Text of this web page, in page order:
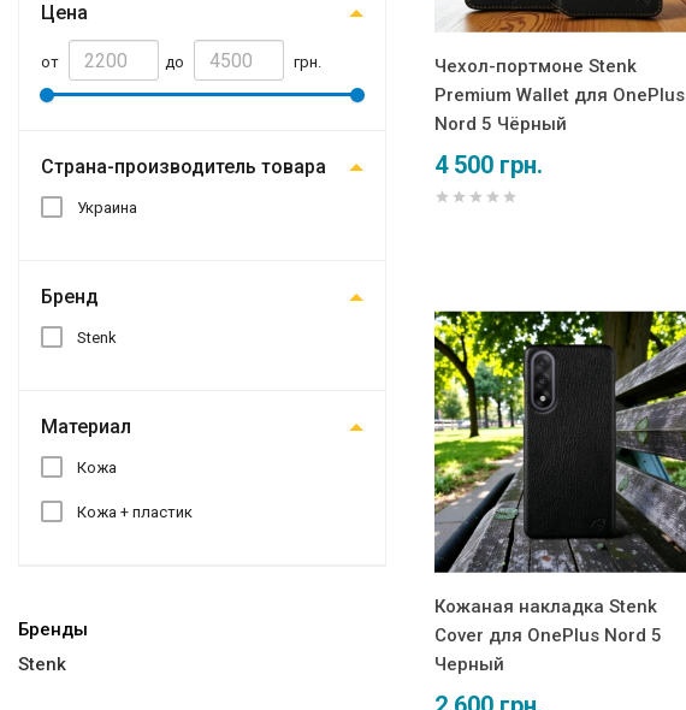
Цена
от до грн.
Страна-производитель товара
Украина
Бренд
Stenk
Материал
Кожа
Кожа + пластик
Бренды
Stenk
Чехол-портмоне Stenk
Premium Wallet для OnePlus
Nord 5 Чёрный
4 500 грн.
Кожаная накладка Stenk
Cover для OnePlus Nord 5
Черный